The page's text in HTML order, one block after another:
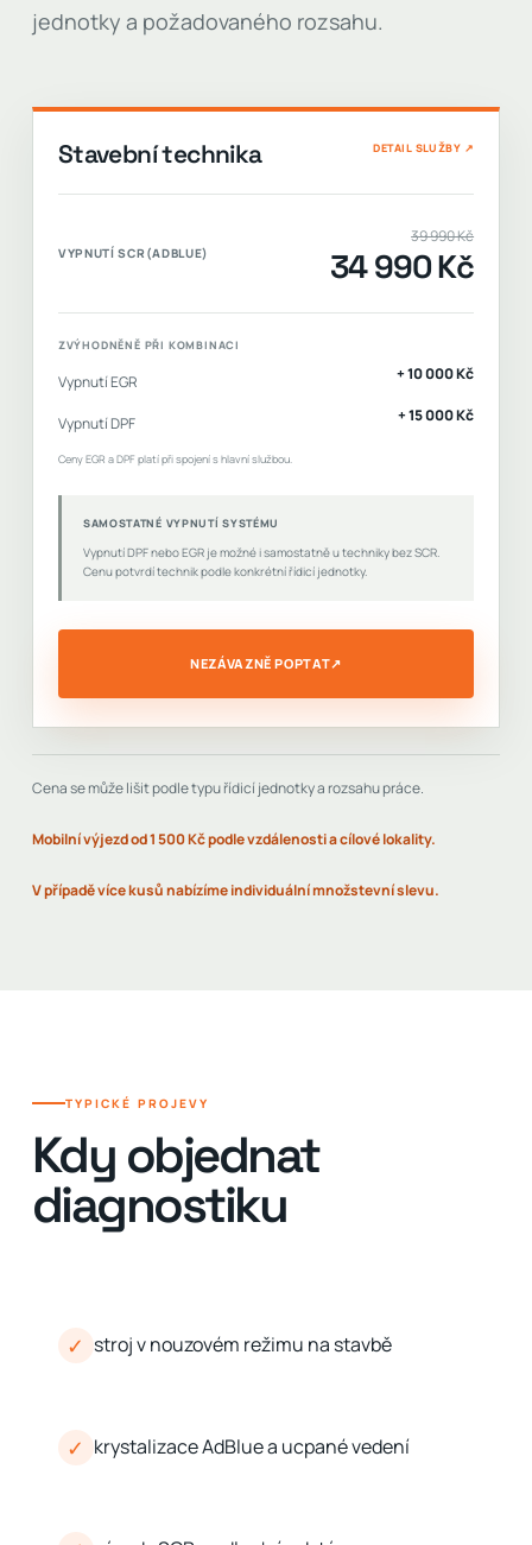
jednotky a požadovaného rozsahu.
Stavební technika DETAIL SLUŽBY ↗
VYPNUTÍ SCR(ADBLUE)
39 990 Kč
34 990 Kč
ZVÝHODNĚNĚ PŘI KOMBINACI
Vypnutí EGR +10 000 Kč
Vypnutí DPF +15 000 Kč
Ceny EGR a DPF platí při spojení s hlavní službou.
SAMOSTATNÉ VYPNUTÍ SYSTÉMU
Vypnutí DPF nebo EGR je možné i samostatně u techniky bez SCR.
Cenu potvrdí technik podle konkrétní řídicí jednotky.
NEZÁVAZNĚ POPTAT↗
Cena se může lišit podle typu řídicí jednotky a rozsahu práce.
Mobilní výjezd od 1 500 Kč podle vzdálenosti a cílové lokality.
V případě více kusů nabízíme individuální množstevní slevu.
TYPICKÉ PROJEVY
Kdy objednat
diagnostiku
✓ stroj v nouzovém režimu na stavbě
✓ krystalizace AdBlue a ucpané vedení